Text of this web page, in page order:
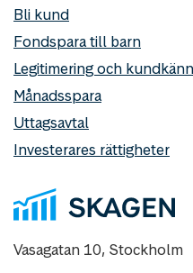
Bli kund
Fondspara till barn
Legitimering och
Månadsspara
Uttagsavtal
Investerares rättigheter
Vasagatan 10, Stockholm